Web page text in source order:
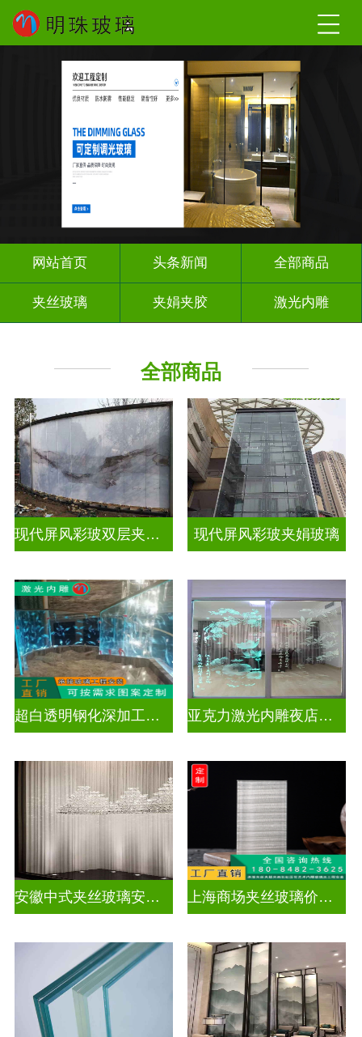
网站首页 头条新闻 全部商品
夹丝玻璃 夹娟夹胶 激光内雕
全部商品
现代屏风彩玻双层夹娟玻璃 现代屏风彩玻夹娟玻璃
超白透明钢化深加工激光内雕玻璃 亚克力激光内雕夜店餐厅装饰
安徽中式夹丝玻璃安装厂家 上海商场夹丝玻璃价钱多少